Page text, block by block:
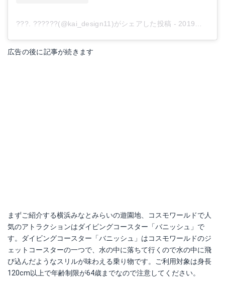
???. ??????(@kai_design11)がシェアした投稿 - 2019年 6月月20日午前2時15分PDT
広告の後に記事が続きます
まずご紹介する横浜みなとみらいの遊園地、コスモワールドで人
気のアトラクションはダイビングコースター「バニッシュ」で
す。ダイビングコースター「バニッシュ」はコスモワールドのジ
ェットコースターの一つで、水の中に落ちて行くので水の中に飛
び込んだようなスリルが味わえる乗り物です。ご利用対象は身長
120cm以上で年齢制限が64歳までなので注意してください。